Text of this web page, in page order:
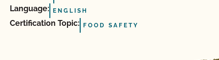
Language: ENGLISH
Certification Topic: FOOD SAFETY